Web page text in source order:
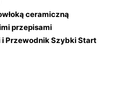
ceramiczną
przepisami
i Przewodnik Szybki Start